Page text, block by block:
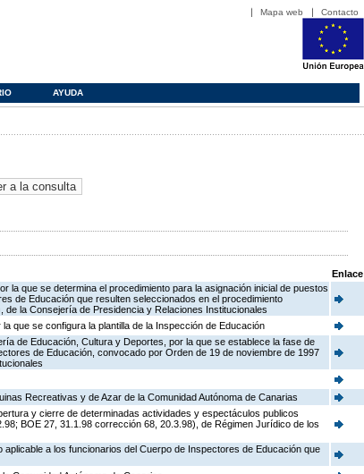
Mapa web Contacto
AYUDA
Enlace
que se determina el procedimiento para la asignación inicial de puestos
de Educación que resulten seleccionados en el procedimiento
la Consejería de Presidencia y Relaciones Institucionales
que se configura la plantilla de la Inspección de Educación
de Educación, Cultura y Deportes, por la que se establece la fase de
de Educación, convocado por Orden de 19 de noviembre de 1997
Recreativas y de Azar de la Comunidad Autónoma de Canarias
y cierre de determinadas actividades y espectáculos publicos
BOE 27, 31.1.98 corrección 68, 20.3.98), de Régimen Jurídico de los
a los funcionarios del Cuerpo de Inspectores de Educación que